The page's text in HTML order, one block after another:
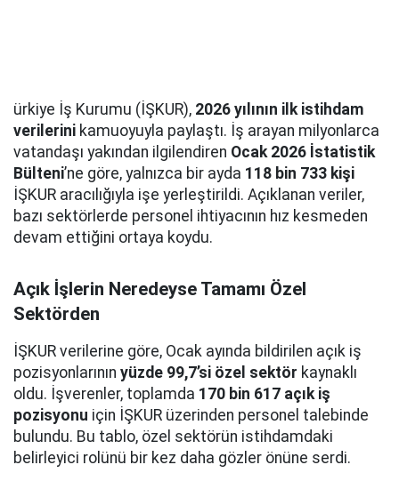
ürkiye İş Kurumu (İŞKUR), 2026 yılının ilk istihdam
verilerini kamuoyuyla paylaştı. İş arayan milyonlarca
vatandaşı yakından ilgilendiren Ocak 2026 İstatistik
Bülteni’ne göre, yalnızca bir ayda 118 bin 733 kişi
İŞKUR aracılığıyla işe yerleştirildi. Açıklanan veriler,
bazı sektörlerde personel ihtiyacının hız kesmeden
devam ettiğini ortaya koydu.
Açık İşlerin Neredeyse Tamamı Özel
Sektörden
İŞKUR verilerine göre, Ocak ayında bildirilen açık iş
pozisyonlarının yüzde 99,7’si özel sektör kaynaklı
oldu. İşverenler, toplamda 170 bin 617 açık iş
pozisyonu için İŞKUR üzerinden personel talebinde
bulundu. Bu tablo, özel sektörün istihdamdaki
belirleyici rolünü bir kez daha gözler önüne serdi.